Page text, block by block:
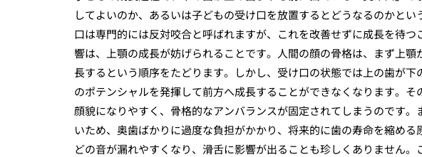
してよいのか、あるいは子どもの受け口を放置するとどうなるのかと
口は専門的には反対咬合と呼ばれますが、これを改善せずに成長を待
響は、上顎の成長が妨げられることです。人間の顔の骨格は、まず上
長するという順序をたどります。しかし、受け口の状態では上の歯が
のポテンシャルを発揮して前方へ成長することができなくなります。
顔貌になりやすく、骨格的なアンバランスが固定されてしまうのです
いため、奥歯ばかりに過度な負担がかかり、将来的に歯の寿命を縮め
どの音が漏れやすくなり、滑舌に影響が出ることも珍しくありません